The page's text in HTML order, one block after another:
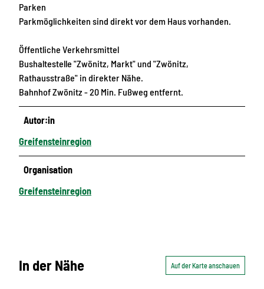
Parken
Parkmöglichkeiten sind direkt vor dem Haus vorhanden.
Öffentliche Verkehrsmittel
Bushaltestelle "Zwönitz, Markt" und "Zwönitz,
Rathausstraße" in direkter Nähe.
Bahnhof Zwönitz - 20 Min. Fußweg entfernt.
Autor:in
Greifensteinregion
Organisation
Greifensteinregion
In der Nähe Auf der Karte anschauen